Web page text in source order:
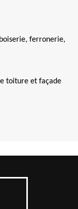
ferronerie,
toiture et façade